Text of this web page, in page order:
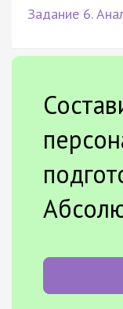
Задание 6.